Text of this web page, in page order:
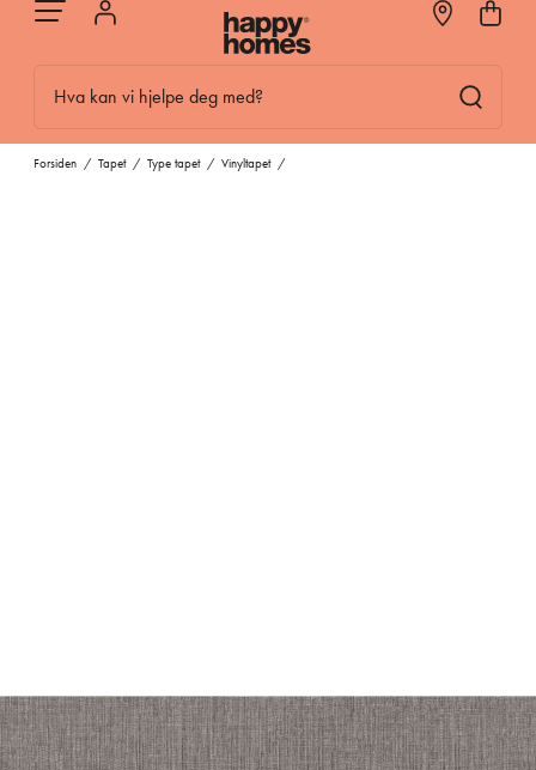
Hva kan vi hjelpe deg med?
Forsiden / Tapet / Type tapet / Vinyltapet /